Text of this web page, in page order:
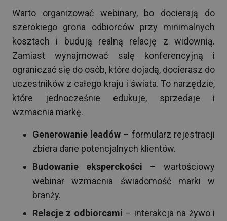
Warto organizować webinary, bo docierają do
szerokiego grona odbiorców przy minimalnych
kosztach i budują realną relację z widownią.
Zamiast wynajmować salę konferencyjną i
ograniczać się do osób, które dojadą, docierasz do
uczestników z całego kraju i świata. To narzędzie,
które jednocześnie edukuje, sprzedaje i
wzmacnia markę.
Generowanie leadów – formularz rejestracji
zbiera dane potencjalnych klientów.
Budowanie eksperckości – wartościowy
webinar wzmacnia świadomość marki w
branży.
Relacje z odbiorcami – interakcja na żywo i